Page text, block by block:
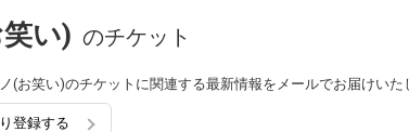
い) のチケット
(お笑い)のチケットに関連する最新情報をメールでお届けいた
登録する